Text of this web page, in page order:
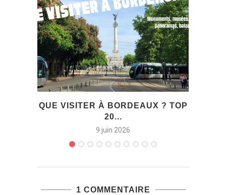
QUE VISITER À BORDEAUX ? TOP
20...
9 juin 2026
1 COMMENTAIRE